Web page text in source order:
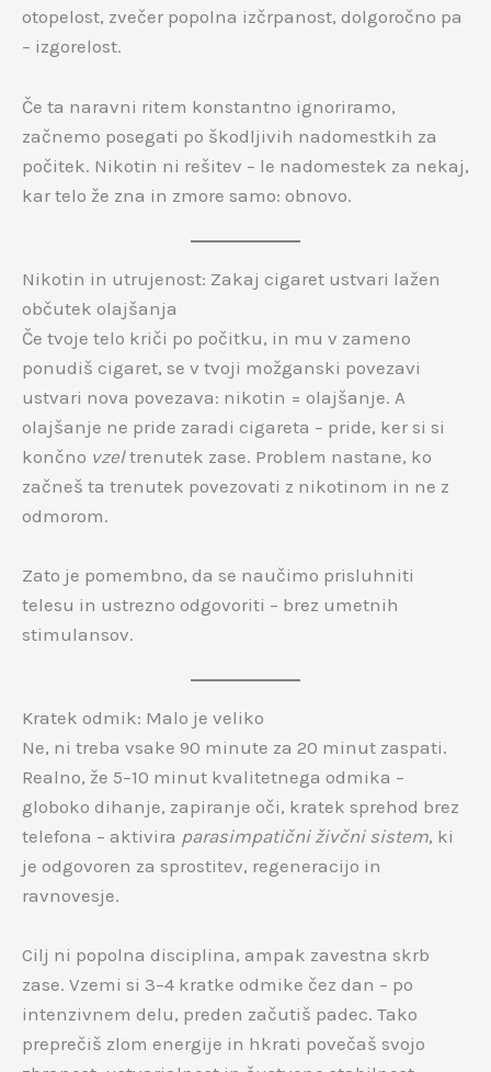
otopelost, zvečer popolna izčrpanost, dolgoročno pa
– izgorelost.
Če ta naravni ritem konstantno ignoriramo,
začnemo posegati po škodljivih nadomestkih za
počitek. Nikotin ni rešitev – le nadomestek za nekaj,
kar telo že zna in zmore samo: obnovo.
Nikotin in utrujenost: Zakaj cigaret ustvari lažen
občutek olajšanja
Če tvoje telo kriči po počitku, in mu v zameno
ponudiš cigaret, se v tvoji možganski povezavi
ustvari nova povezava: nikotin = olajšanje. A
olajšanje ne pride zaradi cigareta – pride, ker si si
končno vzeltrenutek zase. Problem nastane, ko
začneš ta trenutek povezovati z nikotinom in ne z
odmorom.
Zato je pomembno, da se naučimo prisluhniti
telesu in ustrezno odgovoriti – brez umetnih
stimulansov.
Kratek odmik: Malo je veliko
Ne, ni treba vsake 90 minute za 20 minut zaspati.
Realno, že 5–10 minut kvalitetnega odmika –
globoko dihanje, zapiranje oči, kratek sprehod brez
telefona – aktivira parasimpatični živčni sistem, ki
je odgovoren za sprostitev, regeneracijo in
ravnovesje.
Cilj ni popolna disciplina, ampak zavestna skrb
zase. Vzemi si 3–4 kratke odmike čez dan – po
intenzivnem delu, preden začutiš padec. Tako
preprečiš zlom energije in hkrati povečaš svojo